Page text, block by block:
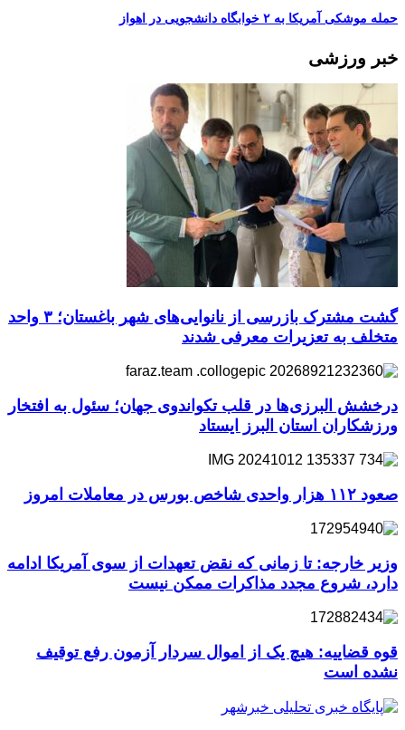
حمله موشکی آمریکا به ۲ خوابگاه دانشجویی در اهواز
خبر ورزشی
گشت مشترک بازرسی از نانوایی‌های شهر باغستان؛ ۳ واحد
متخلف به تعزیرات معرفی شدند
درخشش البرزی‌ها در قلب تکواندوی جهان؛ سئول به افتخار
ورزشکاران استان البرز ایستاد
صعود ۱۱۲ هزار واحدی شاخص بورس در معاملات امروز
وزیر خارجه: تا زمانی که نقض تعهدات از سوی آمریکا ادامه
دارد، شروع مجدد مذاکرات ممکن نیست
قوه قضاییه: هیچ یک از اموال سردار آزمون رفع توقیف
نشده است